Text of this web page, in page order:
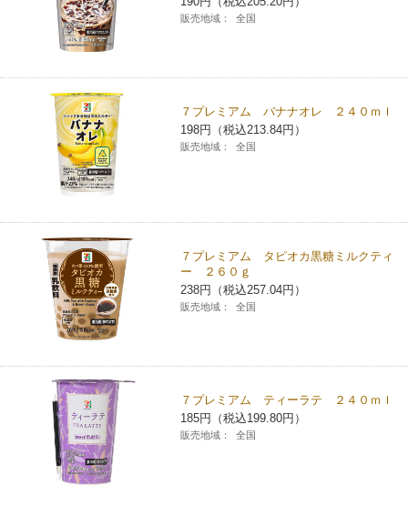
販売地域： 全国
７プレミアム バナナオレ ２４０ｍｌ
198円（税込213.84円）
販売地域： 全国
７プレミアム タピオカ黒糖ミルクティ
ー ２６０ｇ
238円（税込257.04円）
販売地域： 全国
７プレミアム ティーラテ ２４０ｍｌ
185円（税込199.80円）
販売地域： 全国